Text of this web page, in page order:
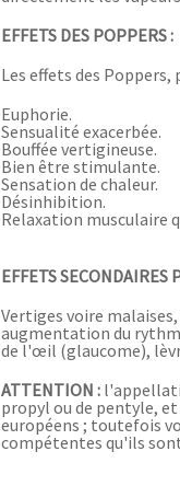
EFFETS DES POPPERS :
Les effets des
Euphorie.
Sensualité exacerbée.
Bouffée vertigineuse.
Bien être stimulante.
Sensation de chaleur.
Désinhibition.
Relaxation musculaire
EFFETS SECONDAIRES
Vertiges voire
augmentation du
de l'œil (glaucome),
ATTENTION :
propyl ou de pentyle, et
européens ; toutefois
compétentes qu'ils